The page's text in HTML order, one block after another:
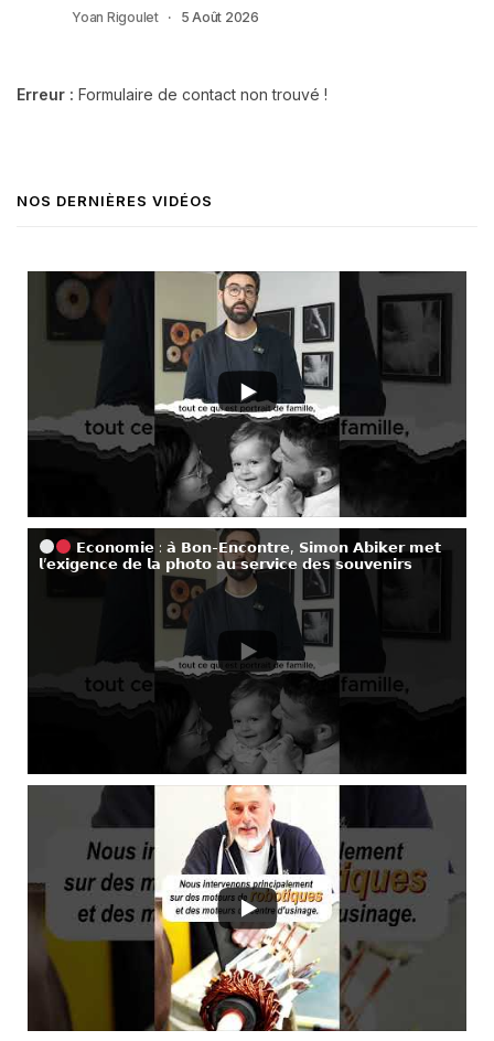
Yoan Rigoulet 5 Août 2026
Erreur : Formulaire de contact non trouvé !
NOS DERNIÈRES VIDÉOS
𝗘𝗰𝗼𝗻𝗼𝗺𝗶𝗲 : 𝗮̀ 𝗕𝗼𝗻-𝗘𝗻𝗰𝗼𝗻𝘁𝗿𝗲, 𝗦𝗶𝗺𝗼𝗻 𝗔𝗯𝗶𝗸𝗲𝗿 𝗺𝗲𝘁
𝗹’𝗲𝘅𝗶𝗴𝗲𝗻𝗰𝗲 𝗱𝗲 𝗹𝗮 𝗽𝗵𝗼𝘁𝗼 𝗮𝘂 𝘀𝗲𝗿𝘃𝗶𝗰𝗲 𝗱𝗲𝘀 𝘀𝗼𝘂𝘃𝗲𝗻𝗶𝗿𝘀